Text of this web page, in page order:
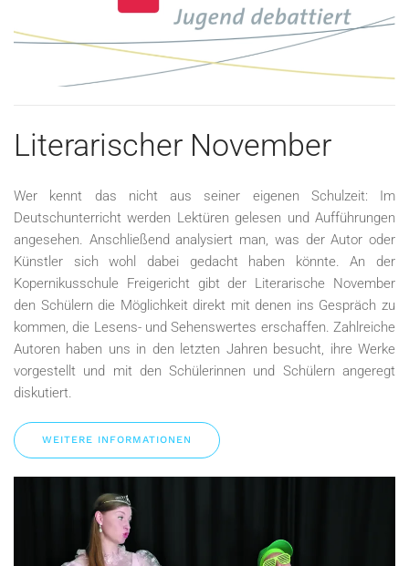
Literarischer November
Wer kennt das nicht aus seiner eigenen Schulzeit: Im
Deutschunterricht werden Lektüren gelesen und Aufführungen
angesehen. Anschließend analysiert man, was der Autor oder
Künstler sich wohl dabei gedacht haben könnte. An der
Kopernikusschule Freigericht gibt der Literarische November
den Schülern die Möglichkeit direkt mit denen ins Gespräch zu
kommen, die Lesens- und Sehenswertes erschaffen. Zahlreiche
Autoren haben uns in den letzten Jahren besucht, ihre Werke
vorgestellt und mit den Schülerinnen und Schülern angeregt
diskutiert.
WEITERE INFORMATIONEN